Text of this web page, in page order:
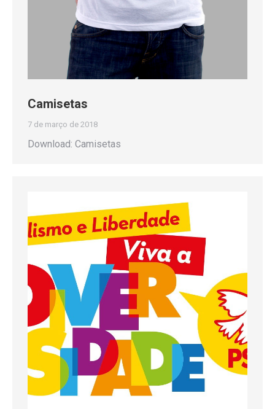
Camisetas
7 de março de 2018
Download: Camisetas